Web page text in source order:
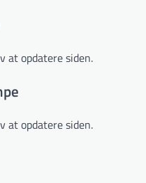
at opdatere siden.
at opdatere siden.